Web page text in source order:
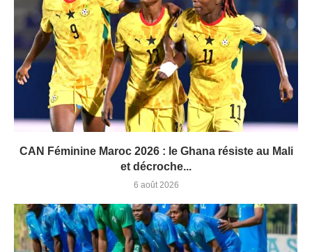
CAN Féminine Maroc 2026 : le Ghana résiste au Mali
et décroche...
6 août 2026